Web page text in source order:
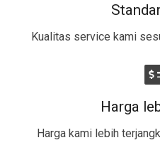
Kualitas service kami
Harga
Harga kami lebih